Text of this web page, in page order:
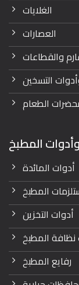
الغلايات
العصارات
والقطاعات
التسخين
الطعام
المطبخ
أدوات المائدة
المطبخ
أدوات التخزين
نظافة المطبخ
رفايع المطبخ